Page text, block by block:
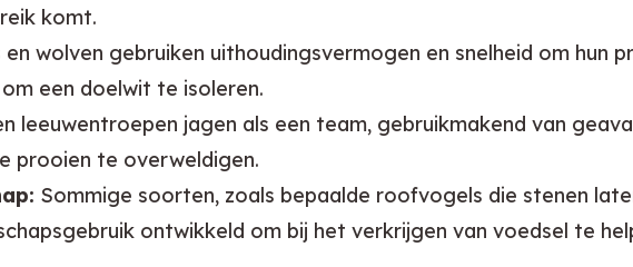
komt.
en wolven gebruiken uithoudingsvermogen en snelheid om hun
een doelwit te isoleren.
leeuwentroepen jagen als een team, gebruikmakend van
prooien te overweldigen.
Sommige soorten, zoals bepaalde roofvogels die stenen
ontwikkeld om bij het verkrijgen van voedsel te